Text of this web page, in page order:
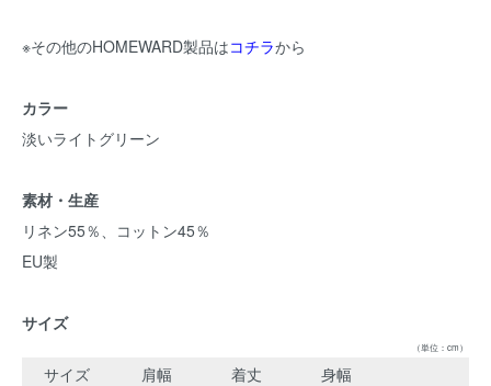
※その他のHOMEWARD製品はコチラから
カラー
淡いライトグリーン
素材・生産
リネン55％、コットン45％
EU製
サイズ
（単位：cm）
サイズ 肩幅 着丈
身幅